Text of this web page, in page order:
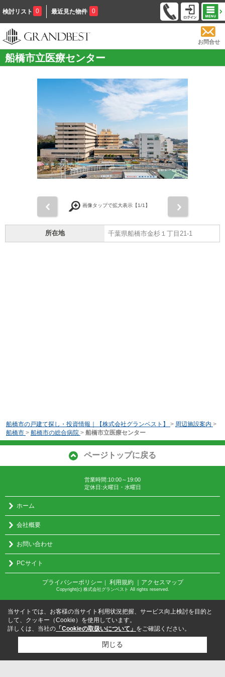
検討リスト 0 最近見た物件 0
お問合せ
船橋市立医療センター
画像タップで拡大表示【1/1】
所在地 千葉県船橋市金杉１丁目21-1
船橋市の戸建て探し・投資情報｜【株式会社グランベスト】 > 周辺施設案内 >
船橋市 > 船橋市の総合病院 > 船橋市立医療センター
ページトップに戻る
営業時間:10:00～19:00
定休日:火曜日・水曜日
ホーム
会社概要
お問い合わせ
PCサイト
プライバシーポリシー ｜ 利用規約 ｜アクセスマップ
Copyright(c) 株式会社グランベスト All rights reserved.
当サイトでは、お客様の当サイト利用状況把握、サービス向上検討を目的と
して、クッキー（Cookie）を使用しています。
詳しくは、当社の 「Cookieの取扱いについて」 をご確認ください。
閉じる